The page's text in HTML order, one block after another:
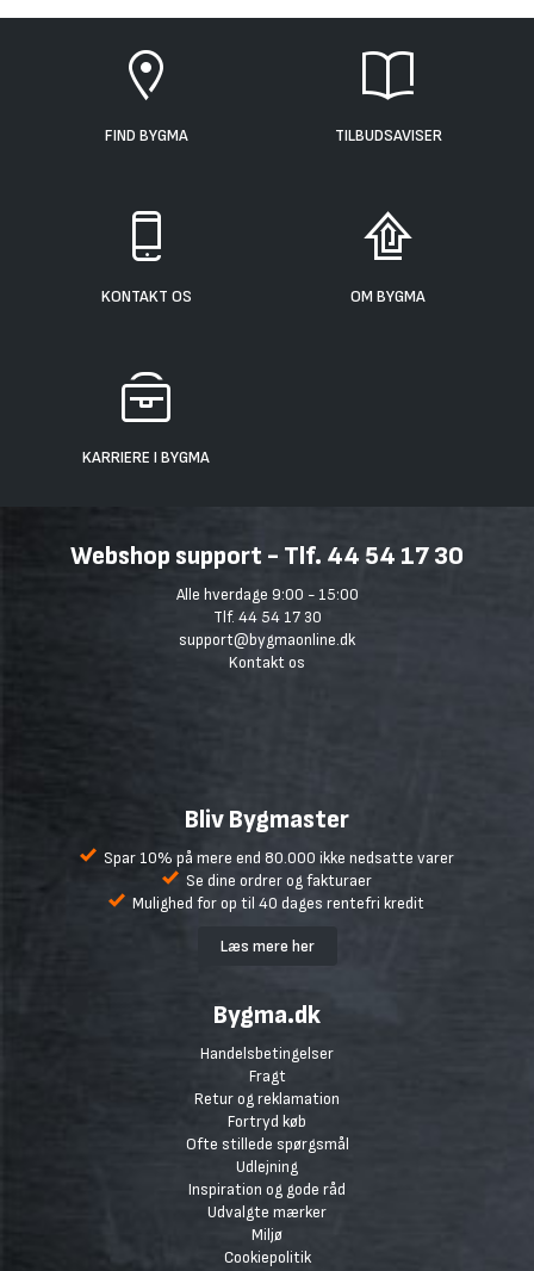
FIND BYGMA TILBUDSAVISER
KONTAKT OS OM BYGMA
KARRIERE I BYGMA
Webshop support - Tlf. 44 54 17 30
Alle hverdage 9:00 - 15:00
Tlf. 44 54 17 30
support@bygmaonline.dk
Kontakt os
Bliv Bygmaster
Spar 10% på mere end 80.000 ikke nedsatte varer
Se dine ordrer og fakturaer
Mulighed for op til 40 dages rentefri kredit
Læs mere her
Bygma.dk
Handelsbetingelser
Fragt
Retur og reklamation
Fortryd køb
Ofte stillede spørgsmål
Udlejning
Inspiration og gode råd
Udvalgte mærker
Miljø
Cookiepolitik